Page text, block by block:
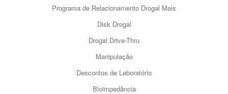
Programa de Relacionamento Drogal Mais
Disk Drogal
Drogal Drive-Thru
Manipulação
Descontos de Laboratório
Bioimpedância